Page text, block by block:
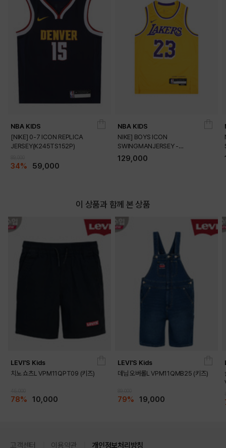
NBA KIDS
[NIKE] 0-7 ICON REPLICA
JERSEY(K245TS152P)
34% 59,000
NBA KIDS
NIKE] BOYS ICON
SWINGMANJERSEY -
PLAYER(K245TS054P)
129,000
이 상품과 함께 본 상품
LEVI'S Kids
치노 쇼츠L VPM11QPT09 (키즈)
78% 10,000
LEVI'S Kids
데님 오버롤L VPM11QMB25 (키즈)
79% 19,000
고객센터 이용약관 개인정보처리방침